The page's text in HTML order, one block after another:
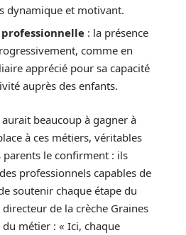
dynamique et motivant.
: la présence
comme en
apprécié pour sa capacité
auprès des enfants.
aurait beaucoup à gagner à
à ces métiers, véritables
parents le confirment : ils
professionnels capables de
soutenir chaque étape du
de la crèche Graines
du métier : « Ici, chaque